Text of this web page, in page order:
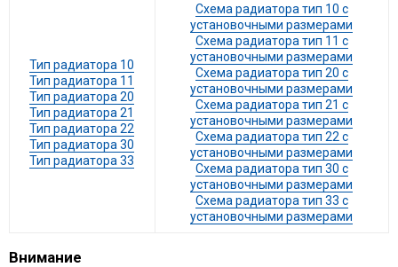
Тип радиатора 10
Тип радиатора 11
Тип радиатора 20
Тип радиатора 21
Тип радиатора 22
Тип радиатора 30
Тип радиатора 33
Схема радиатора тип 10 с
установочными размерами
Схема радиатора тип 11 с
установочными размерами
Схема радиатора тип 20 с
установочными размерами
Схема радиатора тип 21 с
установочными размерами
Схема радиатора тип 22 с
установочными размерами
Схема радиатора тип 30 с
установочными размерами
Схема радиатора тип 33 с
установочными размерами
Внимание